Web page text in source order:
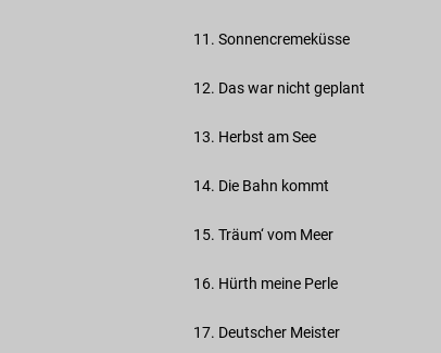
11. Sonnencremeküsse
12. Das war nicht geplant
13. Herbst am See
14. Die Bahn kommt
15. Träum‘ vom Meer
16. Hürth meine Perle
17. Deutscher Meister